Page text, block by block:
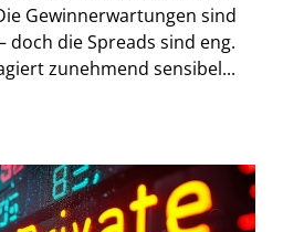
Gewinnerwartungen sind
doch die Spreads sind eng.
zunehmend sensibel...